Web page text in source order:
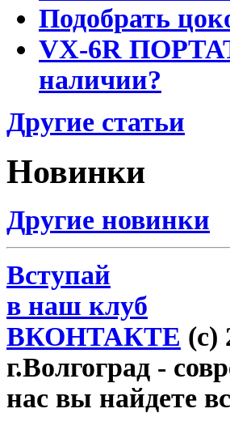
Подобрать
VX-6R
наличии?
Другие статьи
Новинки
Другие новинки
Вступай
в наш клуб
ВКОНТАКТЕ (c)
г.Волгоград -
нас вы найдете